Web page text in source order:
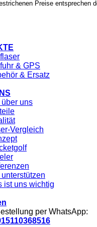
Preise entsprechen
& GPS
& Ersatz
über uns
Vergleich
ist uns wichtig
per WhatsApp: